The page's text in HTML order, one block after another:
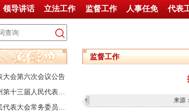
领导讲话 立法工作 监督工作 人事任免 代表
大会第六次会议公告
监督工作
来源